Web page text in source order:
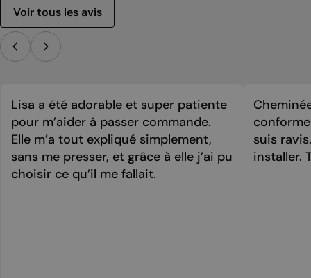
Voir tous les avis
Lisa a été adorable et super patiente
pour m’aider à passer commande.
Elle m’a tout expliqué simplement,
sans me presser, et grâce à elle j’ai pu
choisir ce qu’il me fallait.
suis
installer.